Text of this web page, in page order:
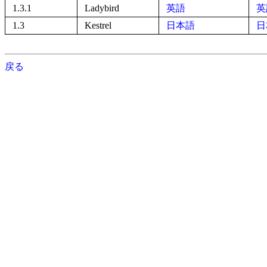
1.3.1 Ladybird 英語
1.3
Kestrel 日本語
戻る